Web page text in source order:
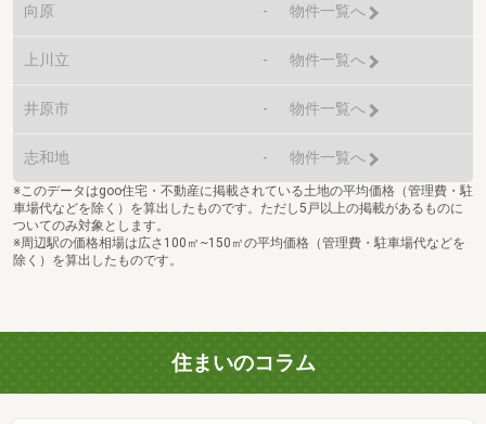
向原 - 物件一覧へ
上川立 - 物件一覧へ
井原市 - 物件一覧へ
志和地 - 物件一覧へ
※このデータはgoo住宅・不動産に掲載されている土地の平均価格（管理費・駐
車場代などを除く）を算出したものです。ただし5戸以上の掲載があるものに
ついてのみ対象とします。
※周辺駅の価格相場は広さ100㎡~150㎡の平均価格（管理費・駐車場代などを
除く）を算出したものです。
住まいのコラム